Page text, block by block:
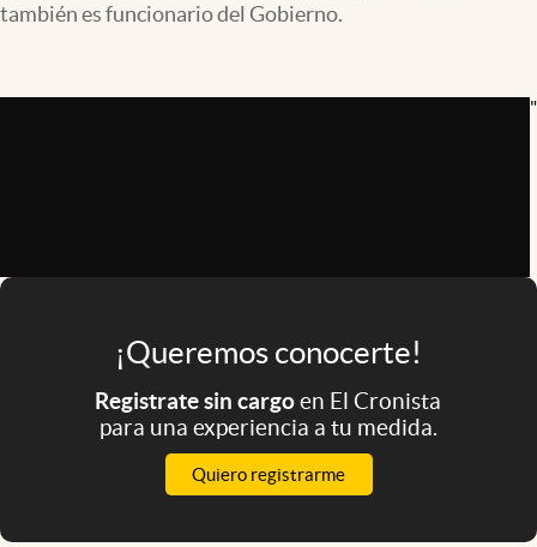
Apertura
El Cronista Studio
Argentina
también es funcionario del Gobierno.
"
¡Queremos conocerte!
Registrate sin cargoen El Cronista
para una experiencia a tu medida.
Quiero registrarme